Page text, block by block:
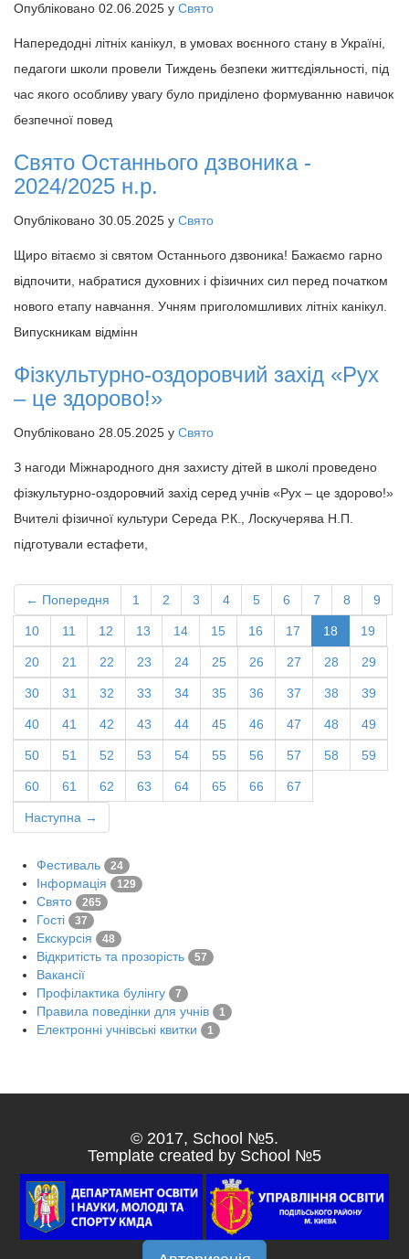
Опубліковано 02.06.2025 у Свято
Напередодні літніх канікул, в умовах воєнного стану в Україні,
педагоги школи провели Тиждень безпеки життєдіяльності, під
час якого особливу увагу було приділено формуванню навичок
безпечної повед
Свято Останнього дзвоника -
2024/2025 н.р.
Опубліковано 30.05.2025 у Свято
Щиро вітаємо зі святом Останнього дзвоника! Бажаємо гарно
відпочити, набратися духовних і фізичних сил перед початком
нового етапу навчання. Учням приголомшливих літніх канікул.
Випускникам відмінн
Фізкультурно-оздоровчий захід «Рух
– це здорово!»
Опубліковано 28.05.2025 у Свято
З нагоди Міжнародного дня захисту дітей в школі проведено
фізкультурно-оздоровчий захід серед учнів «Рух – це здорово!»
Вчителі фізичної культури Середа Р.К., Лоскучерява Н.П.
підготували естафети,
← Попередня 1 2 3 4 5 6 7 8 9
10 11 12 13 14 15 16 17 18 19
20 21 22 23 24 25 26 27 28 29
30 31 32 33 34 35 36 37 38 39
40 41 42 43 44 45 46 47 48 49
50 51 52 53 54 55 56 57 58 59
60 61 62 63 64 65 66 67
Наступна →
Фестиваль 24
Інформація 129
Свято 265
Гості 37
Екскурсія 48
Відкритість та прозорість 57
Вакансії
Профілактика булінгу
7
Правила поведінки для учнів 1
Електронні учнівські квитки 1
© 2017, School №5.
Template created by School №5